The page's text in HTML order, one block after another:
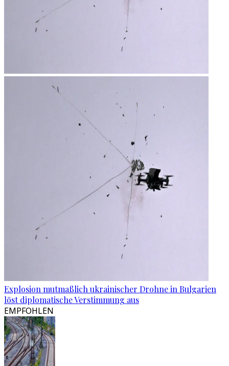
Explosion mutmaßlich ukrainischer Drohne in Bulgarien
löst diplomatische Verstimmung aus
EMPFOHLEN